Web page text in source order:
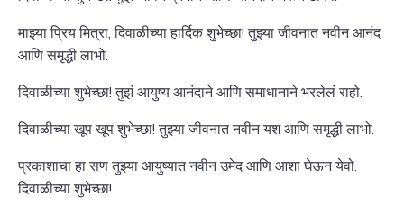
माझ्या प्रिय मित्रा, दिवाळीच्या हार्दिक शुभेच्छा! तुझ्या जीवनात नवीन आनंद
आणि समृद्धी लाभो.
दिवाळीच्या शुभेच्छा! तुझं आयुष्य आनंदाने आणि समाधानाने भरलेलं राहो.
दिवाळीच्या खूप खूप शुभेच्छा! तुझ्या जीवनात नवीन यश आणि समृद्धी लाभो.
प्रकाशाचा हा सण तुझ्या आयुष्यात नवीन उमेद आणि आशा घेऊन येवो.
दिवाळीच्या शुभेच्छा!